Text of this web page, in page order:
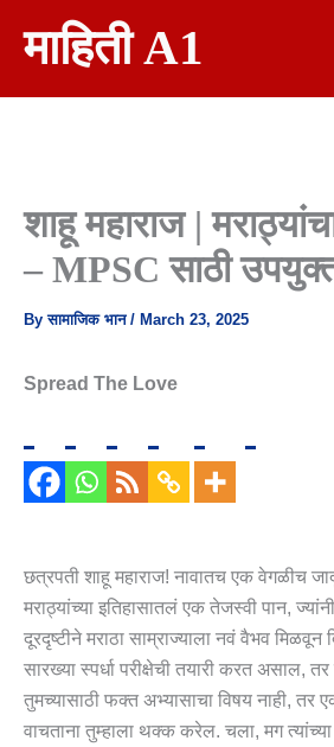
माहिती A1
शाहू महाराज |
– MPSC साठी
Byसामाजिक भान / March 23, 2025
Spread The Love
छत्रपती शाहू महाराज! नावातच एक वेगळीच
मराठ्यांच्या इतिहासातलं एक तेजस्वी पान,
दूरदृष्टीने मराठा साम्राज्याला नवं वैभव
सारख्या स्पर्धा परीक्षेची तयारी करत असाल, तर
तुमच्यासाठी फक्त अभ्यासाचा विषय नाही,
वाचताना तुम्हाला थक्क करेल. चला, मग त्यांच्या